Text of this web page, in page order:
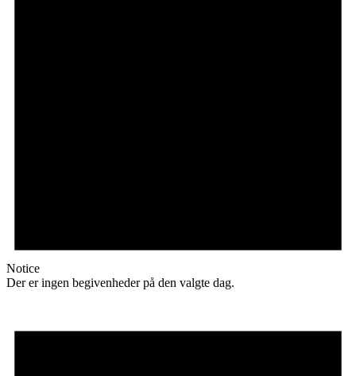
Notice
Der er ingen begivenheder på den valgte dag.